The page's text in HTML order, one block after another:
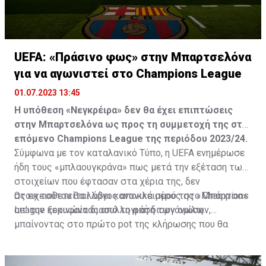
UEFA: «Πράσινο φως» στην Μπαρτσελόνα
για να αγωνιστεί στο Champions League
01.07.2023 13:45
Η υπόθεση «Νεγκρέιρα» δεν θα έχει επιπτώσεις
στην Μπαρτσελόνα ως προς τη συμμετοχή της στο
επόμενο Champions League της περιόδου 2023/24.
Σύμφωνα με τον καταλανικό Τύπο, η UEFA ενημέρωσε
ήδη τους «μπλαουγκράνα» πως μετά την εξέταση των
στοιχείων που έφτασαν στα χέρια της, δεν
στοιχειοθετείται λόγος αποκλεισμού της «Μπάρτσα»
απ’ την κορυφαία διασυλλογική διοργάνωση.
Ως εκ τούτου θα λάβει κανονικά μέρος στο Champions
League ξεκινώντας από τη φάση των ομίλων,
μπαίνοντας στο πρώτο pot της κλήρωσης που θα